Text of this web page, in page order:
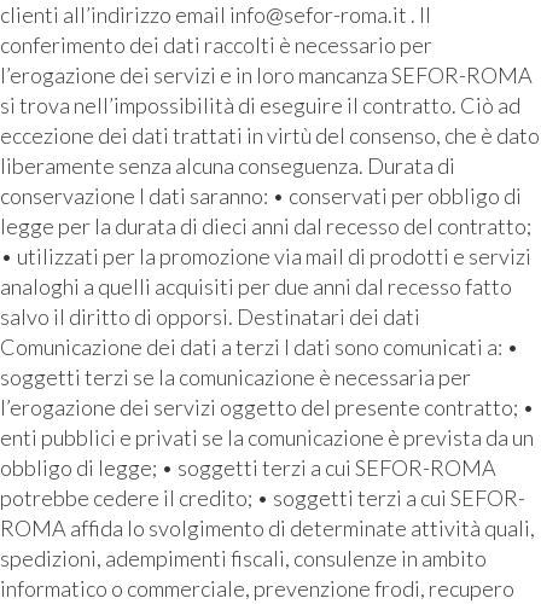
clienti all’indirizzo email info@sefor-roma.it . Il
conferimento dei dati raccolti è necessario per
l’erogazione dei servizi e in loro mancanza SEFOR-ROMA
si trova nell’impossibilità di eseguire il contratto. Ciò ad
eccezione dei dati trattati in virtù del consenso, che è dato
liberamente senza alcuna conseguenza. Durata di
conservazione I dati saranno: • conservati per obbligo di
legge per la durata di dieci anni dal recesso del contratto;
• utilizzati per la promozione via mail di prodotti e servizi
analoghi a quelli acquisiti per due anni dal recesso fatto
salvo il diritto di opporsi. Destinatari dei dati
Comunicazione dei dati a terzi I dati sono comunicati a: •
soggetti terzi se la comunicazione è necessaria per
l’erogazione dei servizi oggetto del presente contratto; •
enti pubblici e privati se la comunicazione è prevista da un
obbligo di legge; • soggetti terzi a cui SEFOR-ROMA
potrebbe cedere il credito; • soggetti terzi a cui SEFOR-
ROMA affida lo svolgimento di determinate attività quali,
spedizioni, adempimenti fiscali, consulenze in ambito
informatico o commerciale, prevenzione frodi, recupero